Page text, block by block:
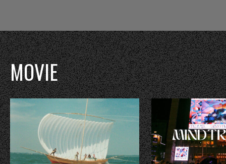
MOVIE